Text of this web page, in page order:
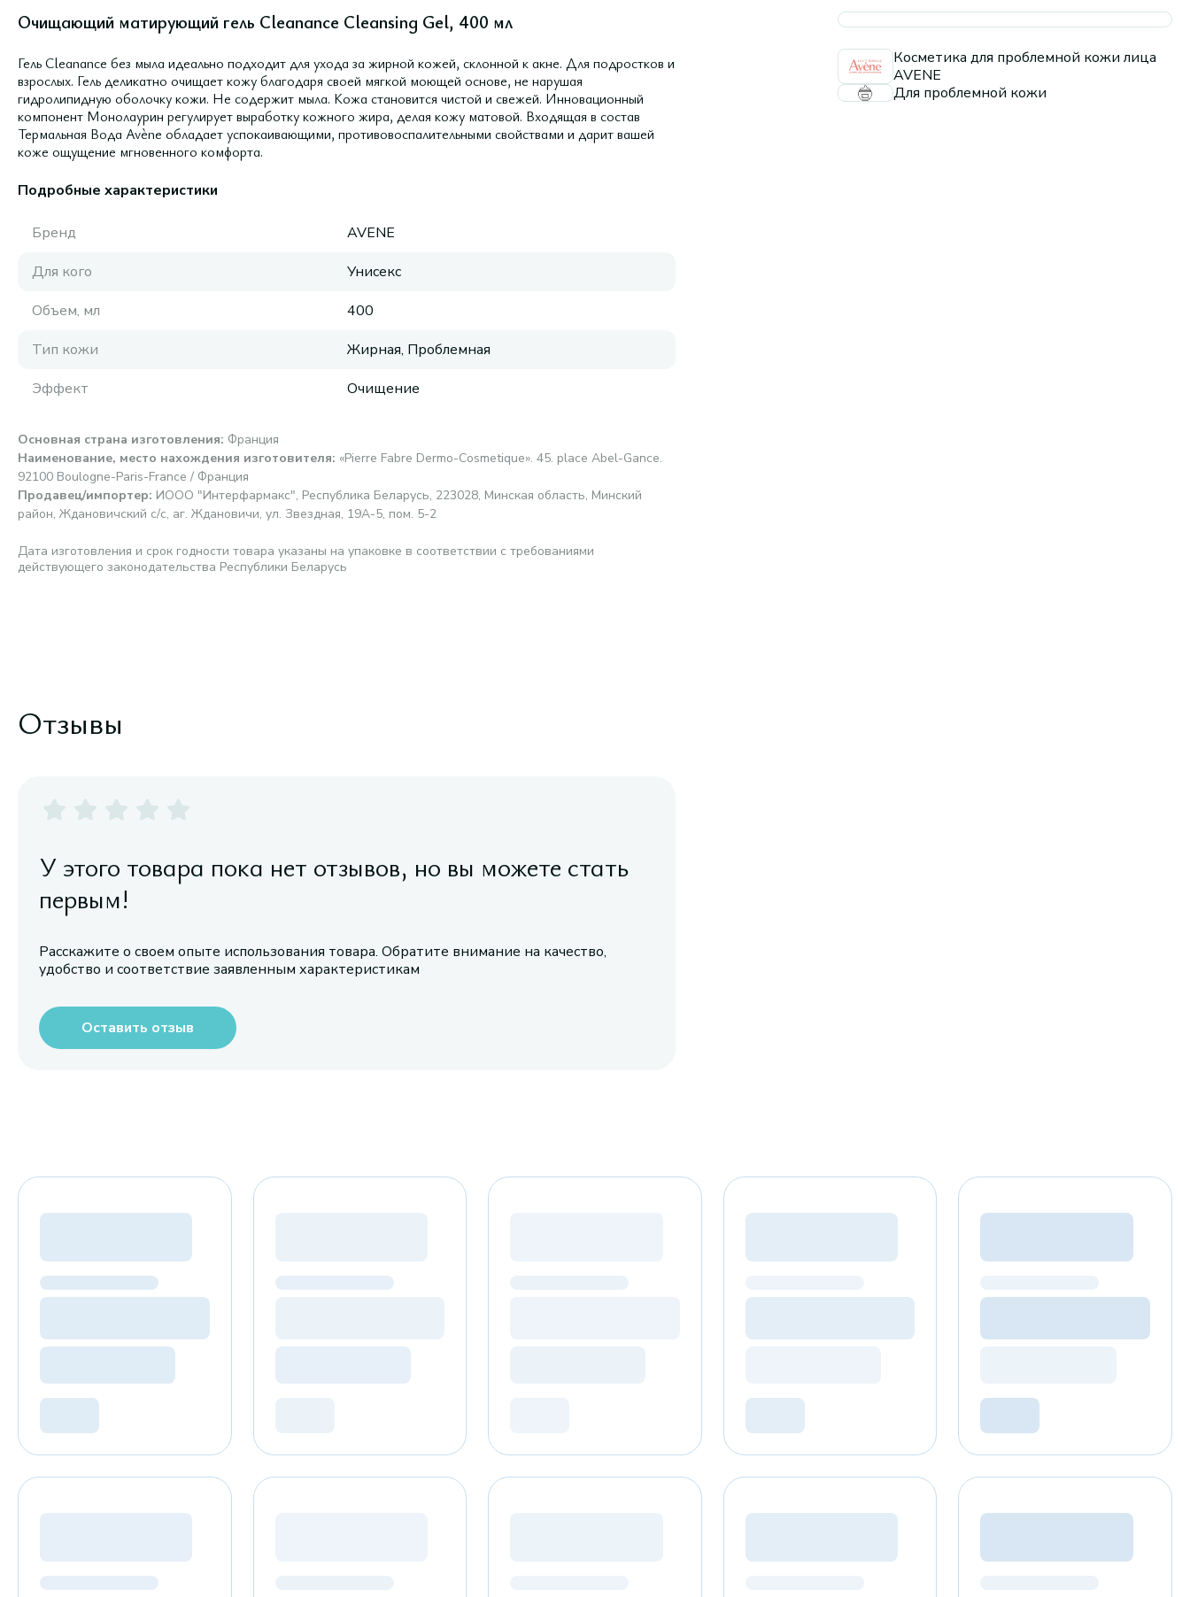
Очищающий матирующий гель Cleanance Cleansing Gel, 400 мл
Гель Cleanance без мыла идеально подходит для ухода за жирной кожей, склонной к акне. Для подростков и
взрослых. Гель деликатно очищает кожу благодаря своей мягкой моющей основе, не нарушая
гидролипидную оболочку кожи. Не содержит мыла. Кожа становится чистой и свежей. Инновационный
компонент Монолаурин регулирует выработку кожного жира, делая кожу матовой. Входящая в состав
Термальная Вода Avène обладает успокаивающими, противовоспалительными свойствами и дарит вашей
коже ощущение мгновенного комфорта.
Подробные характеристики
Бренд
AVENE
Для кого
Унисекс
Объем, мл
400
Тип кожи
Жирная, Проблемная
Эффект
Очищение
Основная страна изготовления: Франция
Наименование, место нахождения изготовителя: «Pierre Fabre Dermo-Cosmetique». 45. place Abel-Gance.
92100 Boulogne-Paris-France / Франция
Продавец/импортер: ИООО "Интерфармакс", Республика Беларусь, 223028, Минская область, Минский
район, Ждановичский с/с, аг. Ждановичи, ул. Звездная, 19А-5, пом. 5-2
Дата изготовления и срок годности товара указаны на упаковке в соответствии с требованиями
действующего законодательства Республики Беларусь
Косметика для проблемной кожи лица
AVENE
Для проблемной кожи
Отзывы
У этого товара пока нет отзывов, но вы можете стать
первым!
Расскажите о своем опыте использования товара. Обратите внимание на качество,
удобство и соответствие заявленным характеристикам
Оставить отзыв